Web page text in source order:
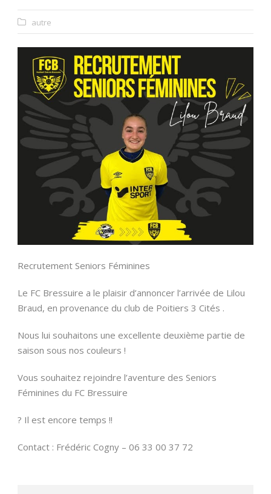
autre
Recrutement Seniors Féminines
Le FC Bressuire a le plaisir d’annoncer l’arrivée de Lilou
Braud, en provenance du club de Poitiers 3 Cités .
Nous lui souhaitons une excellente deuxième partie de
saison sous nos couleurs !
Vous souhaitez rejoindre l’aventure des Seniors
Féminines du FC Bressuire
? Il est encore temps !!
Contact : Frédéric Cogny – 06 33 00 37 72